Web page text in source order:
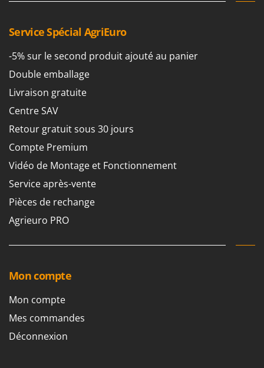
Service Spécial AgriEuro
-5% sur le second produit ajouté au panier
Double emballage
Livraison gratuite
Centre SAV
Retour gratuit sous 30 jours
Compte Premium
Vidéo de Montage et Fonctionnement
Service après-vente
Pièces de rechange
Agrieuro PRO
Mon compte
Mon compte
Mes commandes
Déconnexion